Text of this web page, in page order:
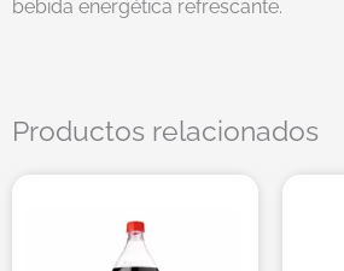
bebida energética refrescante.
Productos relacionados